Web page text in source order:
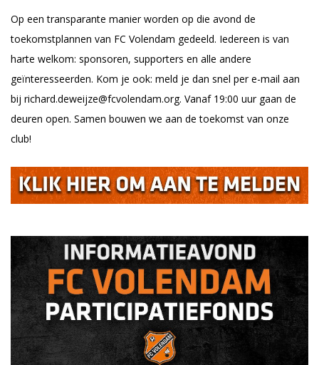
Op een transparante manier worden op die avond de
toekomstplannen van FC Volendam gedeeld. Iedereen is van
harte welkom: sponsoren, supporters en alle andere
geïnteresseerden. Kom je ook: meld je dan snel per e-mail aan
bij richard.deweijze@fcvolendam.org. Vanaf 19:00 uur gaan de
deuren open. Samen bouwen we aan de toekomst van onze
club!